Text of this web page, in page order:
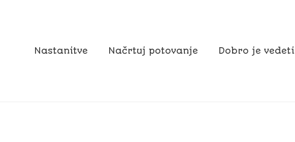
Nastanitve Načrtuj potovanje Dobro je vedeti